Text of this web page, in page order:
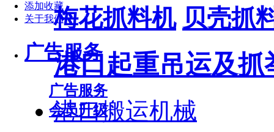
添加收藏
关于我们
广告服务
广告服务
会员升级
梅花抓料机 贝壳抓
港口起重吊运及抓
港口搬运机械